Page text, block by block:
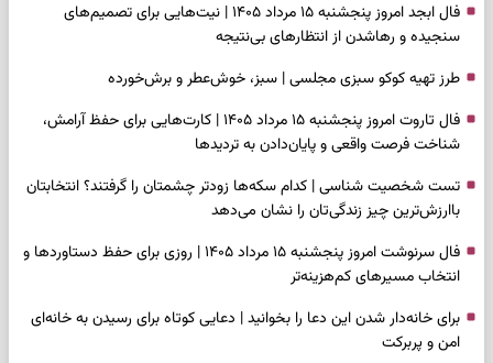
فال ابجد امروز پنجشنبه ۱۵ مرداد ۱۴۰۵ | نیت‌هایی برای تصمیم‌های
سنجیده و رهاشدن از انتظارهای بی‌نتیجه
طرز تهیه کوکو سبزی مجلسی | سبز، خوش‌عطر و برش‌خورده
فال تاروت امروز پنجشنبه ۱۵ مرداد ۱۴۰۵ | کارت‌هایی برای حفظ آرامش،
شناخت فرصت واقعی و پایان‌دادن به تردیدها
تست شخصیت شناسی | کدام سکه‌ها زودتر چشمتان را گرفتند؟ انتخابتان
باارزش‌ترین چیز زندگی‌تان را نشان می‌دهد
فال سرنوشت امروز پنجشنبه ۱۵ مرداد ۱۴۰۵ | روزی برای حفظ دستاوردها و
انتخاب مسیرهای کم‌هزینه‌تر
برای خانه‌دار شدن این دعا را بخوانید | دعایی کوتاه برای رسیدن به خانه‌ای
امن و پربرکت